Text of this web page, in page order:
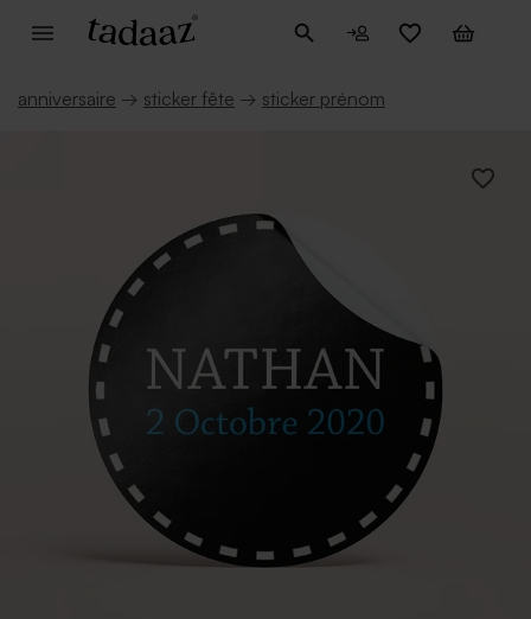
anniversaire → sticker fête → sticker prénom